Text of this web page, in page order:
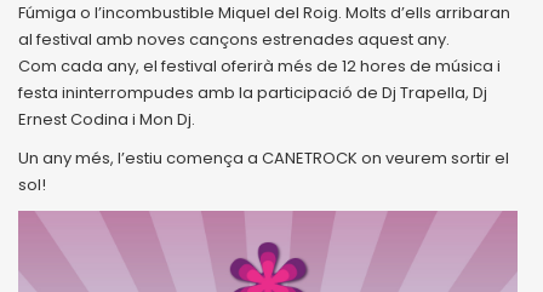
Fúmiga o l’incombustible Miquel del Roig. Molts d’ells arribaran
al festival amb noves cançons estrenades aquest any.
Com cada any, el festival oferirà més de 12 hores de música i
festa ininterrompudes amb la participació de Dj Trapella, Dj
Ernest Codina i Mon Dj.
Un any més, l’estiu comença a CANETROCK on veurem sortir el
sol!